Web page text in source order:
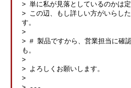
> 単に私が見落としているのかは
> この辺、もし詳しい方がいらし
す。
>
> # 製品ですから、営業担当に確
も。
>
> よろしくお願いします。
>